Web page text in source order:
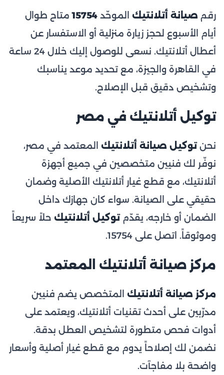
رقم صيانة أتلانتيك الموحّد 15754متاح طوال
أيام الأسبوع لحجز زيارة منزلية أو الاستفسار عن
أعطال أتلانتيك. نسعى للوصول إليك خلال 24 ساعة
في القاهرة والجيزة، مع تحديد موعد يناسبك
وتشخيص دقيق قبل الإصلاح.
توكيل أتلانتيك في مصر
نحنتوكيل صيانة أتلانتيك المعتمد في مصر،
نوفّر لك فنيين متخصصين في جميع أجهزة
أتلانتيك، مع قطع غيار أتلانتيك الأصلية وضمان
حقيقي على الصيانة. سواء كان جهازك داخل
الضمان أو خارجه، يقدّمتوكيل أتلانتيك حلاً سريعاً
وموثوقاً. اتصل على 15754.
مركز صيانة أتلانتيك المعتمد
مركز صيانة أتلانتيك المتخصص يضم فنيين
مدرّبين على أحدث تقنيات أتلانتيك، ويعتمد على
أدوات فحص متطورة لتشخيص العطل بدقة.
نضمن لك إصلاحاً يدوم مع قطع غيار أصلية وأسعار
واضحة بلا مفاجآت.